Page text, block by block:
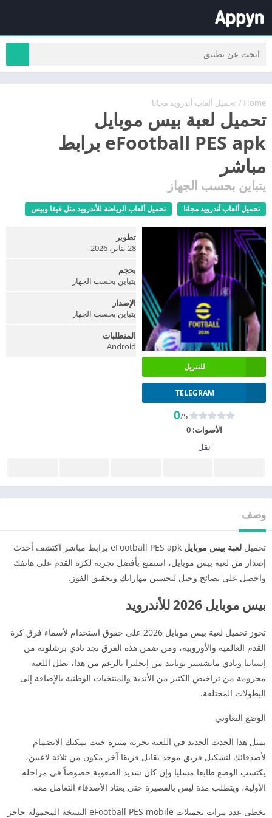
Home
/ تحميل ألعاب أندرويد مجانا
تحميل لعبة بيس موبايل
eFootball PES apk برابط
مباشر
يتباين بحسب الجهاز
تحميل ألعاب أندرويد مجانا تحميل ألعاب الرياضة للأندرويد مثل فيفا وبيس
للتنزيل
TELEGRAM
0/5
الأصوات:0
نقل
تطوير
28 يناير، 2026
بحجم
يتباين بحسب الجهاز
الإصدار
يتباين بحسب الجهاز
المتطلبات
Android
وصف
تحميل لعبة بيس موبايل
eFootball PES apk برابط مباشر اكتشف أحدث
إصدار من لعبة بيس موبايل، استمتع بأفضل تجربة لكرة القدم على هاتفك
واحصل على نصائح وحيل لتحسين مهاراتك وتحقيق الفوز.
بيس موبايل 2026 للأندرويد
تحوز تحميل لعبة بيس موبايل 2026 على حقوق استخدام لأسماء فرق كرة
القدم العالمية والأوروبية، ومن ضمن هذه الفرق نجد نادي برشلونة من
إسبانيا ونادي مانشستر يونايتد من إنجلترا بالرغم من هذا، تظل اللعبة
محرومة من تراخيص الكثير من الأندية والمنتخبات الوطنية بالإضافة إلى
البطولات المختلفة.
الوضع التعاوني
يمثل هذا الحدث الجديد في اللعبة تجربة مثيرة حيث يمكنك الانضمام
لأصدقائك لتشكيل فريق موحد يقابل فريقا آخر مكون من ثلاثة لاعبين،
يكتسب الوضع طابعا مسليا وإن كان شديد الصعوبة خصوصاً في مراحله
الأولية، ويتطلب مدة ليس بالقصيرة حتى يعتاد الأصدقاء التعامل معه.
تخطى عدد مرات تحميلات eFootball PES mobile النسخة المحمولة حاجز